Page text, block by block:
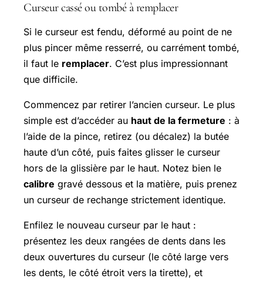
Curseur cassé ou tombé à remplacer
Si le curseur est fendu, déformé au point de ne
plus pincer même resserré, ou carrément tombé,
il faut le remplacer. C’est plus impressionnant
que difficile.
Commencez par retirer l’ancien curseur. Le plus
simple est d’accéder au haut de la fermeture : à
l’aide de la pince, retirez (ou décalez) la butée
haute d’un côté, puis faites glisser le curseur
hors de la glissière par le haut. Notez bien le
calibre gravé dessous et la matière, puis prenez
un curseur de rechange strictement identique.
Enfilez le nouveau curseur par le haut :
présentez les deux rangées de dents dans les
deux ouvertures du curseur (le côté large vers
les dents, le côté étroit vers la tirette), et